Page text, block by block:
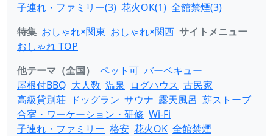
子連れ・ファミリー(3) 花火OK(1) 全館禁煙(3)
特集 おしゃれ×関東 おしゃれ×関西 サイトメニュー
おしゃれ TOP
他テーマ（全国）
ペット可 バーベキュー
屋根付BBQ 大人数 温泉 ログハウス 古民家
高級貸別荘 ドッグラン サウナ 露天風呂 薪ストーブ
合宿・ワーケーション・研修 Wi-Fi
子連れ・ファミリー 格安 花火OK 全館禁煙